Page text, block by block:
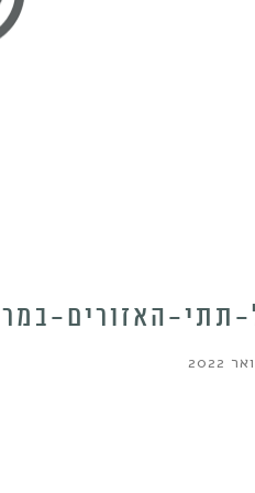
תתי-האזורים-